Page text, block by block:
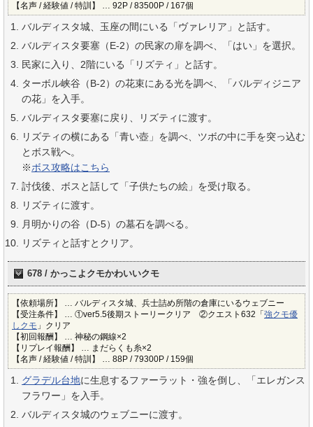
【名声 / 経験値 / 特訓】 … 92P / 83500P / 167個
バルディスタ城、玉座の間にいる「ヴァレリア」と話す。
バルディスタ要塞（E-2）の民家の扉を調べ、「はい」を選択。
民家に入り、2階にいる「リズティ」と話す。
ターボル峡谷（B-2）の花束にある光を調べ、「バルディジニア
の花」を入手。
バルディスタ要塞に戻り、リズティに渡す。
リズティの横にある「青い壺」を調べ、ツボの中に手を突っ込む
とボス戦へ。
※ボス攻略はこちら
討伐後、ボスと話して「子供たちの絵」を受け取る。
リズティに渡す。
月明かりの谷（D-5）の墓石を調べる。
リズティと話すとクリア。
678 / かっこよクモかわいいクモ
【依頼場所】 … バルディスタ城、兵士詰め所階の倉庫にいるウェブニー
【受注条件】 … ①ver5.5後期ストーリークリア ②クエスト632「 強クモ優
しクモ 」クリア
【初回報酬】 … 神秘の鋼線×2
【リプレイ報酬】 … まだらくも糸×2
【名声 / 経験値 / 特訓】 … 88P / 79300P / 159個
グラデル台地に生息するファーラット・強を倒し、「エレガンス
フラワー」を入手。
バルディスタ城のウェブニーに渡す。